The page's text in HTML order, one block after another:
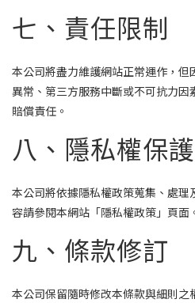
七、責任限制
本公司將盡力維護網站正常運作，
異常、第三方服務中斷或不可抗力因
賠償責任。
八、隱私權保護
本公司將依據隱私權政策蒐集、處
容請參閱本網站「隱私權政策」頁面
九、條款修訂
本公司保留隨時修改本條款與細則之